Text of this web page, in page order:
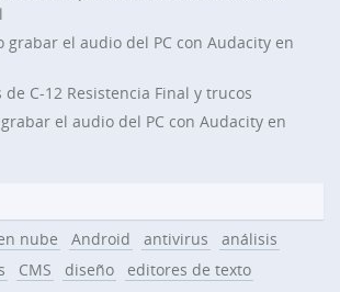
grabar el audio del PC con Audacity en
de C-12 Resistencia Final y trucos
el audio del PC con Audacity en
nube Android antivirus
análisis
CMS diseño
editores de texto